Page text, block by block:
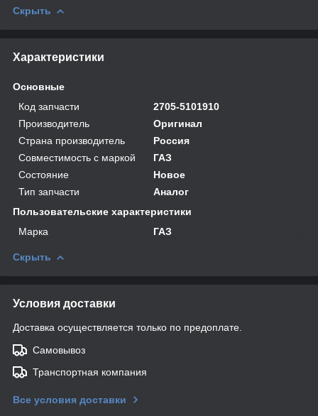
Скрыть
Характеристики
Основные
Код запчасти
2705-5101910
Производитель
Оригинал
Страна производитель
Россия
Совместимость с маркой
ГАЗ
Состояние
Новое
Тип запчасти
Аналог
Пользовательские характеристики
Марка
ГАЗ
Скрыть
Условия доставки
Доставка осуществляется только по предоплате.
Самовывоз
Транспортная компания
Все условия доставки